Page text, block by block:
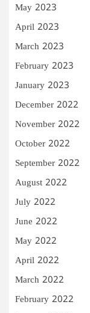
May 2023
April 2023
March 2023
February 2023
January 2023
December 2022
November 2022
October 2022
September 2022
August 2022
July 2022
June 2022
May 2022
April 2022
March 2022
February 2022